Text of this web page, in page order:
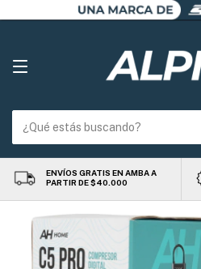
ENVÍOS GRATIS EN AMBA A
PARTIR DE $40.000